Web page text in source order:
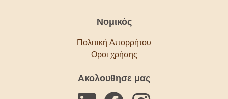
Νομικός
Πολιτική Απορρήτου
Οροι χρήσης
Ακολουθησε μας